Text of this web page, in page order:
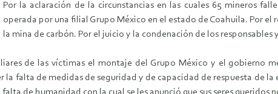
Por la aclaración de la circunstancias en las cuales 65 mineros
operada por una filial Grupo México en el estado de Coahuila. Por el
la mina de carbón. Por el juicio y la condenación de los
de las víctimas el montaje del Grupo México y el gobierno
la falta de medidas de seguridad y de capacidad de respuesta de